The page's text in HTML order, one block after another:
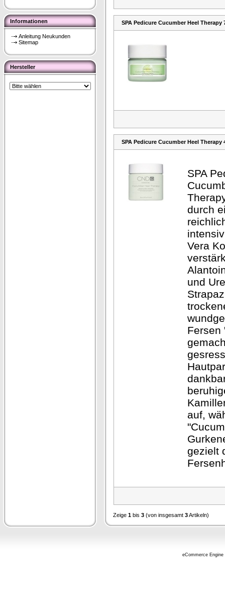
Informationen
Anleitung Neukunden
Sitemap
Hersteller
SPA Pedicure Cucumber Heel Therapy
SPA Pedicure Cucumber Heel Therapy
SPA
durch
Vera
und
Fersen
auf,
gezielt
Zeige 1 bis 3 (von insgesamt 3Artikeln)
eCommerce